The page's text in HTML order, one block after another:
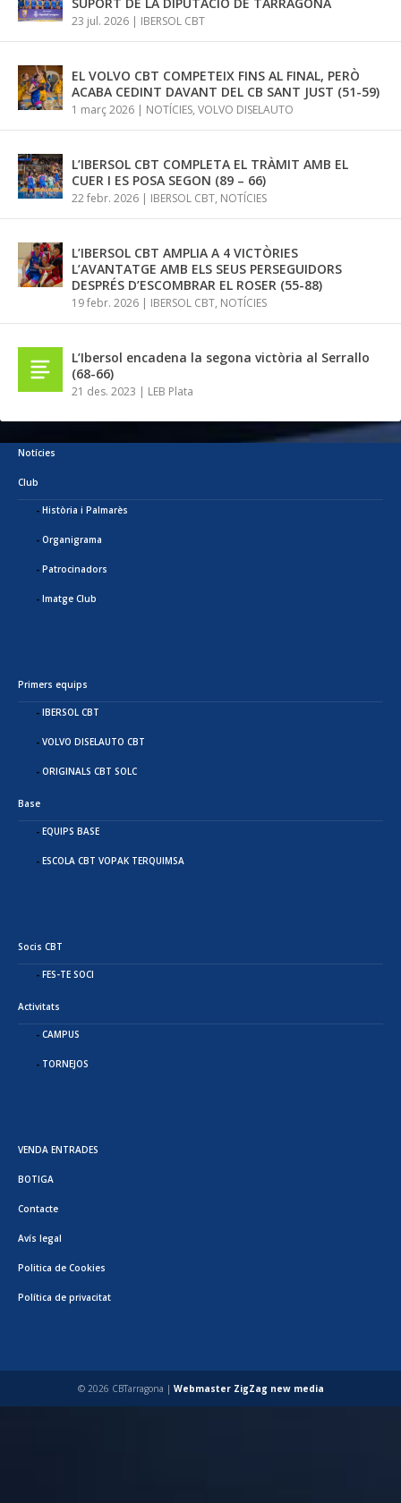
23 jul. 2026 | IBERSOL CBT
EL VOLVO CBT COMPETEIX FINS AL FINAL, PERÒ
ACABA CEDINT DAVANT DEL CB SANT JUST (51-59)
1 març 2026 | NOTÍCIES, VOLVO DISELAUTO
L’IBERSOL CBT COMPLETA EL TRÀMIT AMB EL
CUER I ES POSA SEGON (89 – 66)
22 febr. 2026 | IBERSOL CBT, NOTÍCIES
L’IBERSOL CBT AMPLIA A 4 VICTÒRIES
L’AVANTATGE AMB ELS SEUS PERSEGUIDORS
DESPRÉS D’ESCOMBRAR EL ROSER (55-88)
19 febr. 2026 | IBERSOL CBT, NOTÍCIES
L’Ibersol encadena la segona victòria al Serrallo
(68-66)
21 des. 2023 | LEB Plata
Notícies
Club
Història i Palmarès
Organigrama
Patrocinadors
Imatge Club
Primers equips
IBERSOL CBT
VOLVO DISELAUTO CBT
ORIGINALS CBT SOLC
Base
EQUIPS BASE
ESCOLA CBT VOPAK TERQUIMSA
Socis CBT
FES-TE SOCI
Activitats
CAMPUS
TORNEJOS
VENDA ENTRADES
BOTIGA
Contacte
Avís legal
Politica de Cookies
Política de privacitat
© 2026 CBTarragona | Webmaster ZigZag new media